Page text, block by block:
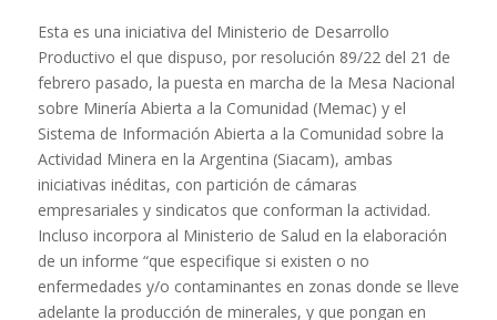
Esta es una iniciativa del Ministerio de Desarrollo
Productivo el que dispuso, por resolución 89/22 del 21 de
febrero pasado, la puesta en marcha de la Mesa Nacional
sobre Minería Abierta a la Comunidad (Memac) y el
Sistema de Información Abierta a la Comunidad sobre la
Actividad Minera en la Argentina (Siacam), ambas
iniciativas inéditas, con partición de cámaras
empresariales y sindicatos que conforman la actividad.
Incluso incorpora al Ministerio de Salud en la elaboración
de un informe “que especifique si existen o no
enfermedades y/o contaminantes en zonas donde se lleve
adelante la producción de minerales, y que pongan en